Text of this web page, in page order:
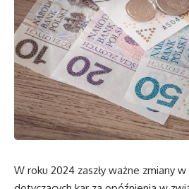
W roku 2024 zaszły ważne zmiany